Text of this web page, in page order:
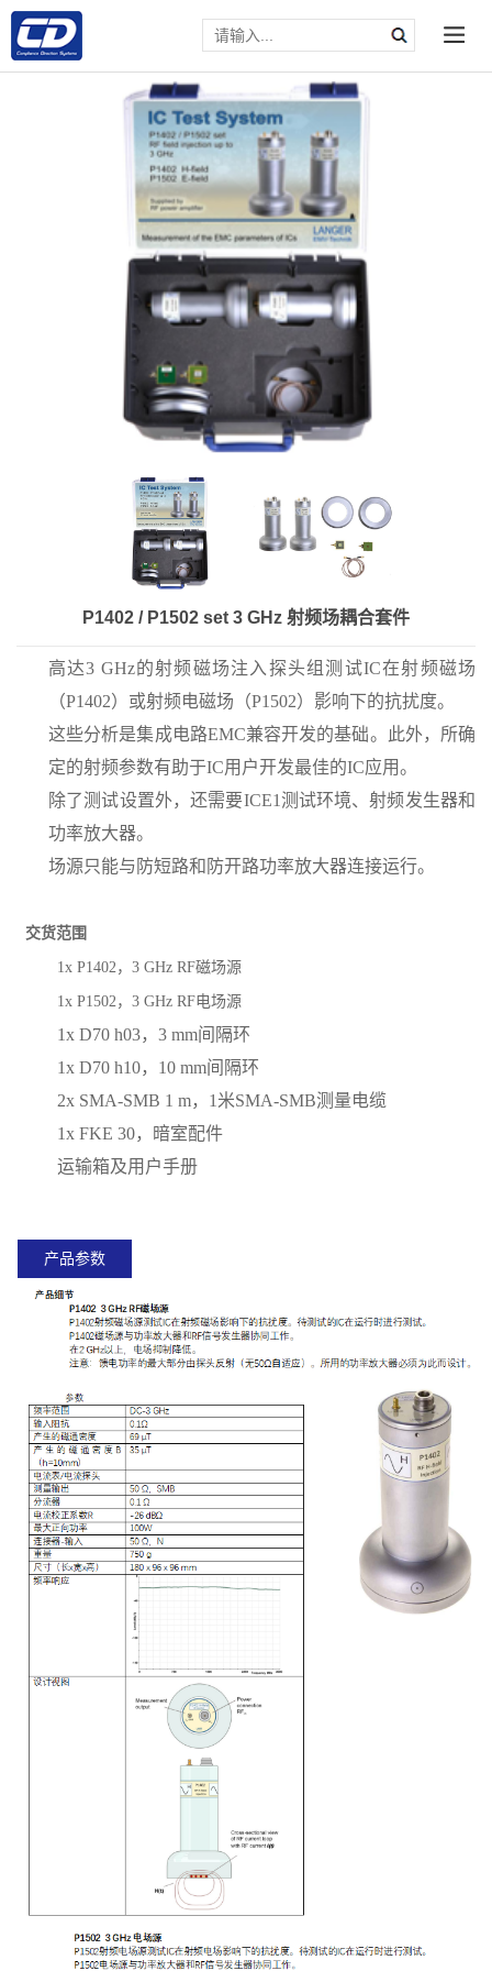
P1402 / P1502 set 3 GHz 射频场耦合套件
高达3 GHz的射频磁场注入探头组测试IC在射频磁场
（P1402）或射频电磁场（P1502）影响下的抗扰度。
这些分析是集成电路EMC兼容开发的基础。此外，所确
定的射频参数有助于IC用户开发最佳的IC应用。
除了测试设置外，还需要ICE1测试环境、射频发生器和
功率放大器。
场源只能与防短路和防开路功率放大器连接运行。
交货范围
1x P1402， 3 GHz RF磁场源
1x P1502， 3 GHz RF电场源
1x D70 h03，3 mm间隔环
1x D70 h10，10 mm间隔环
2x SMA-SMB 1 m，1米SMA-SMB测量电缆
1x FKE 30，暗室配件
运输箱及用户手册
产品参数